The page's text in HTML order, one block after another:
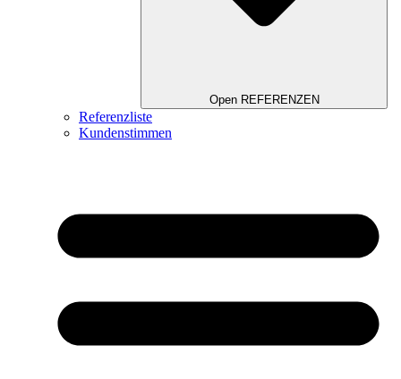
Open REFERENZEN
Referenzliste
Kundenstimmen